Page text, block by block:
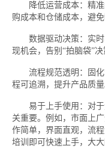
降低运营成本：精准
购成本和仓储成本，避免
数据驱动决策：实时
现机会，告别“拍脑袋”决
流程规范透明：固化
程可追溯，提升产品质量
易于上手使用：对于
关重要。例如，市面上
作简单，界面直观，流
培训即可快速上手，大